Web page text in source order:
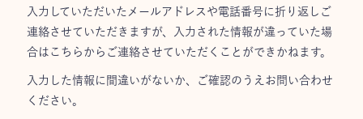
入力していただいたメールアドレスや電話番号に折り返しご
連絡させていただきますが、入力された情報が違っていた場
合はこちらからご連絡させていただくことができかねます。
入力した情報に間違いがないか、ご確認のうえお問い合わせ
ください。